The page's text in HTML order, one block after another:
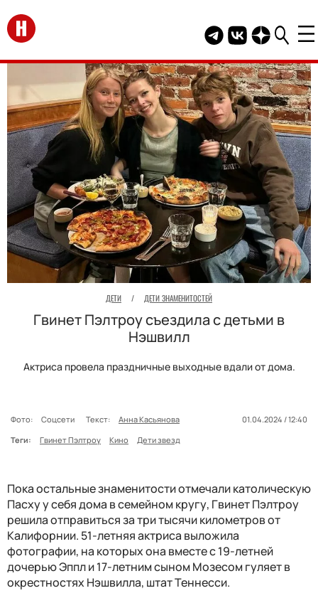
Перейти на главную
Telegram канал
Группа HELLO
Канал
ДЕТИ / ДЕТИ ЗНАМЕНИТОСТЕЙ
Гвинет Пэлтроу съездила с детьми в
Нэшвилл
Актриса провела праздничные выходные вдали от дома.
Фото: Соцсети Текст: Анна Касьянова
01.04.2024 / 12:40
Теги:
Гвинет Пэлтроу Кино Дети звезд
Пока остальные знаменитости отмечали католическую
Пасху у себя дома в семейном кругу, Гвинет Пэлтроу
решила отправиться за три тысячи километров от
Калифорнии. 51-летняя актриса выложила
фотографии, на которых она вместе с 19-летней
дочерью Эппл и 17-летним сыном Мозесом гуляет в
окрестностях Нэшвилла, штат Теннесси.